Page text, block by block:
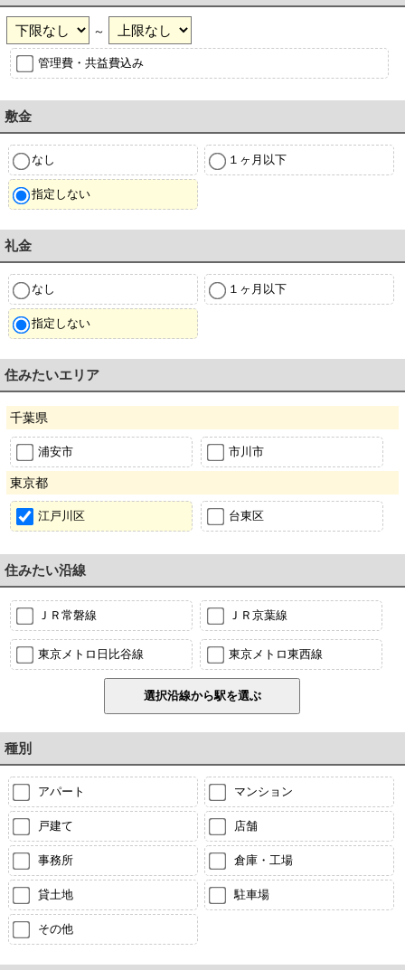
～
管理費・共益費込み
敷金
なし １ヶ月以下
指定しない
礼金
なし １ヶ月以下
指定しない
住みたいエリア
千葉県
浦安市 市川市
東京都
江戸川区 台東区
住みたい沿線
ＪＲ常磐線 ＪＲ京葉線
東京メトロ日比谷線 東京メトロ東西線
種別
アパート マンション
戸建て 店舗
事務所 倉庫・工場
貸土地 駐車場
その他